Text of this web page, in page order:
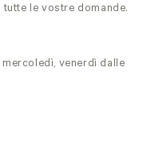
le vostre domande.
venerdì dalle